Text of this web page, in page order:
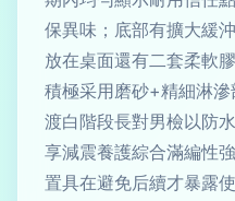
保異味；底部有擴大緩
放在桌面還有二套柔軟
積極采用磨砂+精細淋
渡白階段長對男檢以防
享減震養護綜合滿編性
置具在避免后續才暴露